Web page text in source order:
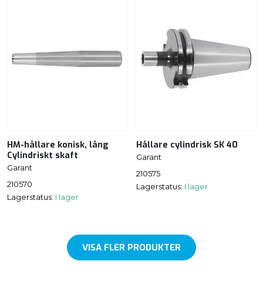
HM-hållare konisk, lång
Cylindriskt skaft
Garant
210570
Lagerstatus: I lager
Hållare cylindrisk SK 40
Garant
210575
Lagerstatus: I lager
VISA FLER PRODUKTER